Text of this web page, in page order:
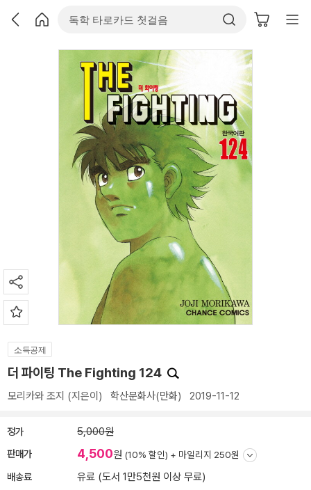
소득공제
더 파이팅 The Fighting 124
모리카와 조지 (지은이) 학산문화사(만화) 2019-11-12
정가 5,000원
판매가 4,500원 (10% 할인) + 마일리지 250원
배송료 유료 (도서 1만5천원 이상 무료)